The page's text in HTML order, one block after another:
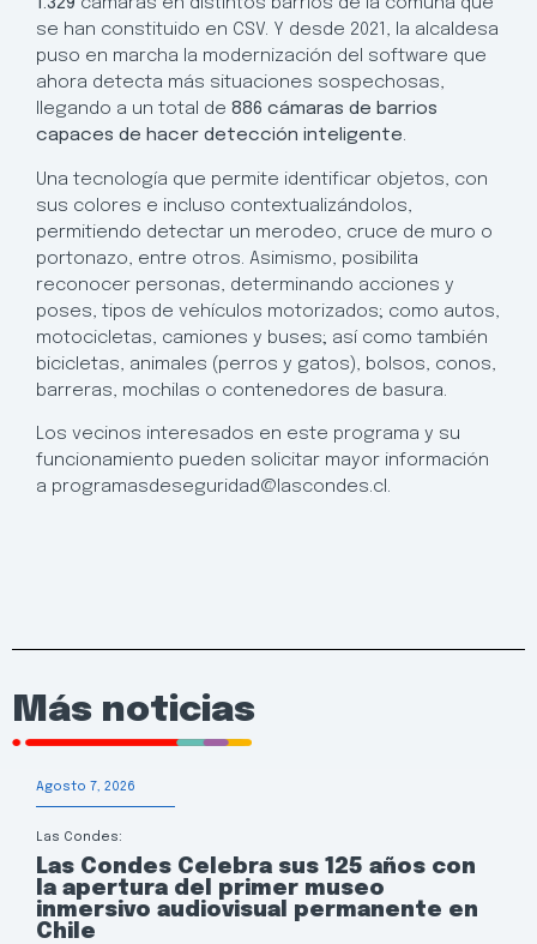
1.329 cámaras en distintos barrios de la comuna que
se han constituido en CSV. Y desde 2021, la alcaldesa
puso en marcha la modernización del software que
ahora detecta más situaciones sospechosas,
llegando a un total de 886 cámaras de barrios
capaces de hacer detección inteligente.
Una tecnología que permite identificar objetos, con
sus colores e incluso contextualizándolos,
permitiendo detectar un merodeo, cruce de muro o
portonazo, entre otros. Asimismo, posibilita
reconocer personas, determinando acciones y
poses, tipos de vehículos motorizados; como autos,
motocicletas, camiones y buses; así como también
bicicletas, animales (perros y gatos), bolsos, conos,
barreras, mochilas o contenedores de basura.
Los vecinos interesados en este programa y su
funcionamiento pueden solicitar mayor información
a programasdeseguridad@lascondes.cl.
Más noticias
Agosto 7, 2026
Las Condes:
Las Condes Celebra sus 125 años con
la apertura del primer museo
inmersivo audiovisual permanente en
Chile